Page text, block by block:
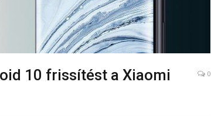
10 frissítést a Xiaomi
0